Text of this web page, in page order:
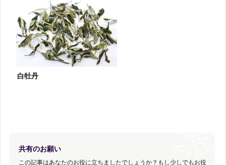
白牡丹
共有のお願い
この記事はあなたのお役に立ちましたでしょうか？もし少しでもお役